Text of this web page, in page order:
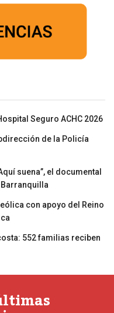
Seguro ACHC 2026
de la Policía
suena”, el documental
con apoyo del Reino
552 familias reciben